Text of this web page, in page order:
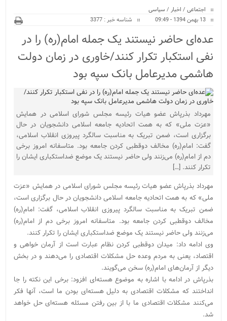
اجتماعی / اخبار / سیاسی
13 بهمن 1394 - 09:49
شناسه خبر : 3377
عده‌ای حاضر نیستند یک جمله امام(ره) را در
نفی استکبار تکرار کنند/خاوری در زمان دولت
هاشمی مدیرعامل بانک سپه بود
مهرداد بذرپاش عضو هیات رئیسه مجلس شورای اسلامی در همایش
«عزت ملی» که به همت اتحادیه جامعه اسلامی دانشجویان در حال
برگزاری است، ضمن تبریک به مناسبت سالگرد پیروزی انقلاب اسلامی،
گفت: امام(ره) مخالف دوقطبی کردن جامعه بود. متاسفانه امروز برخی
دم از امام(ره) می‌زنند ولی حاضر نیستند یک موضع ضداستکباری ایشان را
تکرار کنند. […]
مهرداد بذرپاش عضو هیات رئیسه مجلس شورای اسلامی در همایش «عزت
ملی» که به همت اتحادیه جامعه اسلامی دانشجویان در حال برگزاری است،
ضمن تبریک به مناسبت سالگرد پیروزی انقلاب اسلامی، گفت: امام(ره)
مخالف دوقطبی کردن جامعه بود. متاسفانه امروز برخی دم از امام(ره)
می‌زنند ولی حاضر نیستند یک موضع ضداستکباری ایشان را تکرار کنند.
وی ادامه داد: میدان دوقطبی کردن نظام عبارت است از آرمان خواهی و
اقتصاد، یعنی به مردم وعده حل مشکلات اقتصادی را می‌دهند و در بخش
دیگر از آرمان‌های امام(ره) سخن می‌گویند.
بذرپاش در ادامه با اشاره به موضوع هسته‌ای افزود: برخی این نکته را جا
انداختند که مشکلات اقتصادی به دلیل هسته‌ای بودن ما است، آنها فکر
می‌کنند مشکلات اقتصادی ما با از بین رفتن مسئله هسته‌ای حل خواهد
شد.